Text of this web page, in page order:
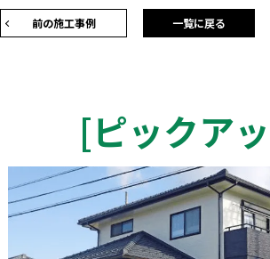
前の施工事例 一覧に戻る
[ピックア